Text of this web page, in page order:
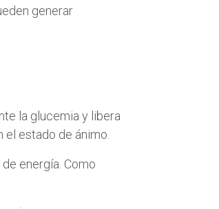
generar
la glucemia y libera
estado de ánimo.
energía. Como